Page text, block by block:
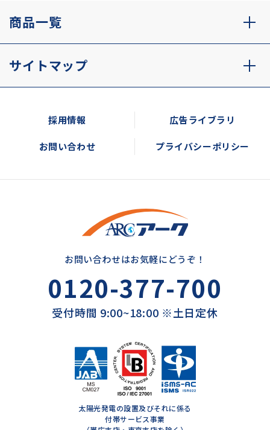
商品一覧
サイトマップ
採用情報 広告ライブラリ
お問い合わせ プライバシーポリシー
お問い合わせはお気軽にどうぞ！
0120-377-700
受付時間 9:00~18:00 ※土日定休
太陽光発電の設置及びそれに係る
付帯サービス事業